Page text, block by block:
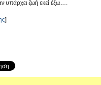
υπάρχει ζωή εκεί έξω….
]